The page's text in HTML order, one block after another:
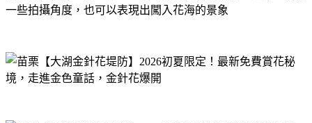
一些拍攝角度，也可以表現出闖入花海的景象